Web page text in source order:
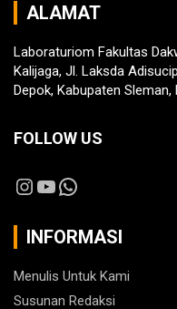
ALAMAT
Laboraturiom Fakultas
Kalijaga, Jl. Laksda
Depok, Kabupaten
FOLLOW US
Instagram
YouTube
WhatsApp
INFORMASI
Menulis Untuk Kami
Susunan Redaksi